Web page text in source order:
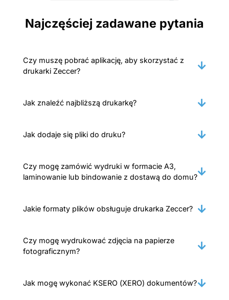
Najczęściej zadawane pytania
Czy muszę pobrać aplikację, aby skorzystać z
drukarki Zeccer?
Jak znaleźć najbliższą drukarkę?
Jak dodaje się pliki do druku?
Czy mogę zamówić wydruki w formacie A3,
laminowanie lub bindowanie z dostawą do domu?
Jakie formaty plików obsługuje drukarka Zeccer?
Czy mogę wydrukować zdjęcia na papierze
fotograficznym?
Jak mogę wykonać KSERO (XERO) dokumentów?